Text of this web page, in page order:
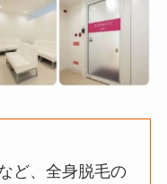
ど、全身脱毛の